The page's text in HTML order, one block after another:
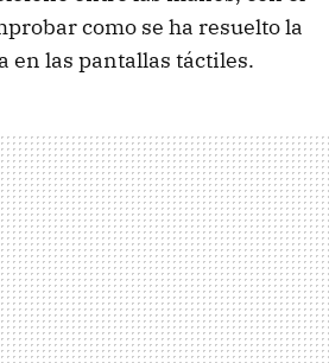
como se ha resuelto la
en las pantallas táctiles.